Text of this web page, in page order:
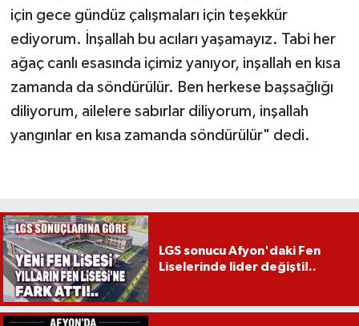
için gece gündüz çalışmaları için teşekkür
ediyorum. İnşallah bu acıları yaşamayız. Tabi her
ağaç canlı esasında içimiz yanıyor, inşallah en kısa
zamanda da söndürülür. Ben herkese başsağlığı
diliyorum, ailelere sabırlar diliyorum, inşallah
yangınlar en kısa zamanda söndürülür" dedi.
LGS sonucu Afyon'daki Fen
Liselerinde lider değişti!..